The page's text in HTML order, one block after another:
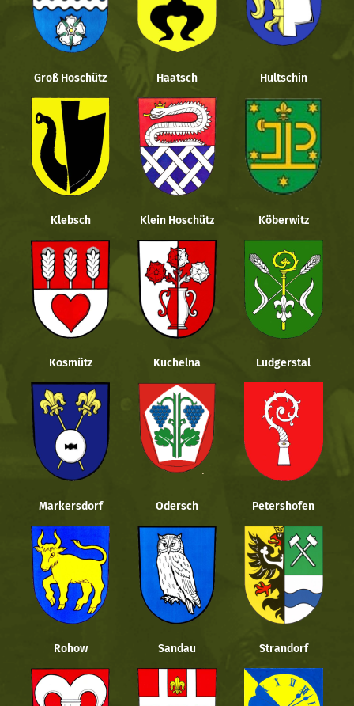
Groß Hoschütz Haatsch Hultschin
Klebsch Klein Hoschütz Köberwitz
Kosmütz Kuchelna Ludgerstal
Markersdorf Odersch Petershofen
Rohow Sandau Strandorf